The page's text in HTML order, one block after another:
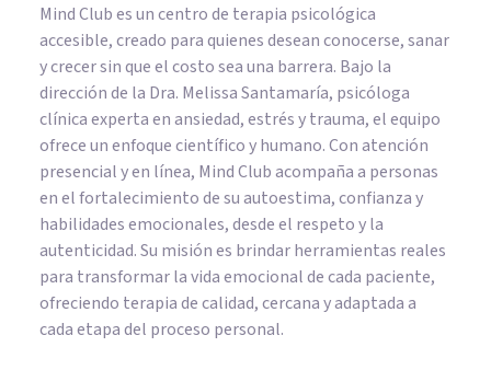
Mind Club es un centro de terapia psicológica
accesible, creado para quienes desean conocerse, sanar
y crecer sin que el costo sea una barrera. Bajo la
dirección de la Dra. Melissa Santamaría, psicóloga
clínica experta en ansiedad, estrés y trauma, el equipo
ofrece un enfoque científico y humano. Con atención
presencial y en línea, Mind Club acompaña a personas
en el fortalecimiento de su autoestima, confianza y
habilidades emocionales, desde el respeto y la
autenticidad. Su misión es brindar herramientas reales
para transformar la vida emocional de cada paciente,
ofreciendo terapia de calidad, cercana y adaptada a
cada etapa del proceso personal.